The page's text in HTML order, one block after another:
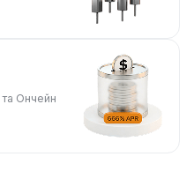
Ончейн